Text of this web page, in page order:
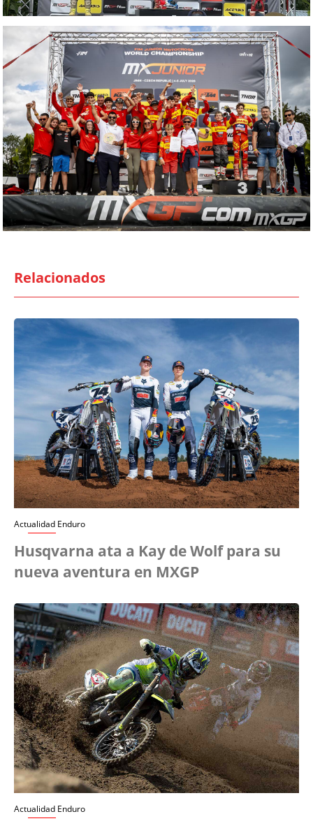
Relacionados
Actualidad Enduro
Husqvarna ata a Kay de Wolf para su
nueva aventura en MXGP
Actualidad Enduro